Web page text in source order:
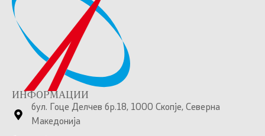
ИНФОРМАЦИИ
бул. Гоце Делчев бр.18, 1000 Скопје, Северна
Македонија